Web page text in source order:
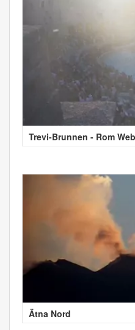
Trevi-Brunnen - Rom
Ätna Nord